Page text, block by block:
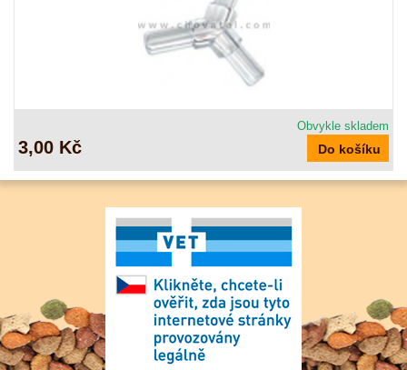
Obvykle skladem
3,00 Kč